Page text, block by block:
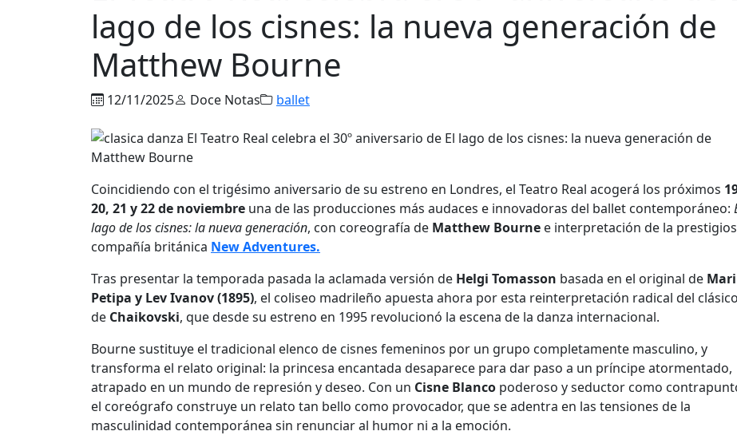
lago de los cisnes: la nueva generación de
Matthew Bourne
12/11/2025 Doce Notas ballet
Coincidiendo con el trigésimo aniversario de su estreno en Londres, el Teatro Real acogerá los próximos
20, 21 y 22 de noviembre una de las producciones más audaces e innovadoras del ballet contemporáneo:
lago de los cisnes: la nueva generación, con coreografía de Matthew Bourne e interpretación de la
compañía británica New Adventures.
Tras presentar la temporada pasada la aclamada versión de Helgi Tomasson basada en el original de
Petipa y Lev Ivanov (1895), el coliseo madrileño apuesta ahora por esta reinterpretación radical del clásico
de Chaikovski, que desde su estreno en 1995 revolucionó la escena de la danza internacional.
Bourne sustituye el tradicional elenco de cisnes femeninos por un grupo completamente masculino, y
transforma el relato original: la princesa encantada desaparece para dar paso a un príncipe atormentado,
atrapado en un mundo de represión y deseo. Con un Cisne Blanco poderoso y seductor como
el coreógrafo construye un relato tan bello como provocador, que se adentra en las tensiones de la
masculinidad contemporánea sin renunciar al humor ni a la emoción.